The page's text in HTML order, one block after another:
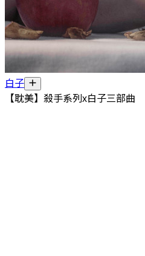
白子
【耽美】殺手系列x白子三部曲